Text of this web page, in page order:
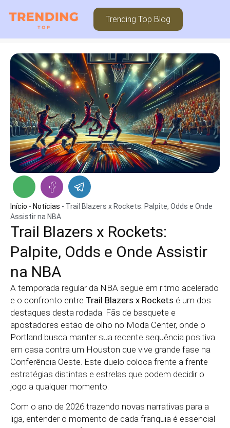
Trending Top Blog
Início - Notícias - Trail Blazers x Rockets: Palpite, Odds e Onde
Assistir na NBA
Trail Blazers x Rockets:
Palpite, Odds e Onde Assistir
na NBA
A temporada regular da NBA segue em ritmo acelerado
e o confronto entre Trail Blazers x Rockets é um dos
destaques desta rodada. Fãs de basquete e
apostadores estão de olho no Moda Center, onde o
Portland busca manter sua recente sequência positiva
em casa contra um Houston que vive grande fase na
Conferência Oeste. Este duelo coloca frente a frente
estratégias distintas e estrelas que podem decidir o
jogo a qualquer momento.
Com o ano de 2026 trazendo novas narrativas para a
liga, entender o momento de cada franquia é essencial